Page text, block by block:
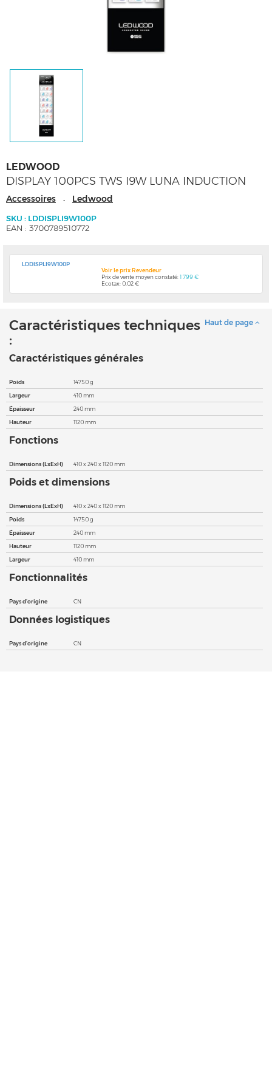
LEDWOOD
DISPLAY 100PCS TWS I9W LUNA INDUCTION
Accessoires - Ledwood
SKU : LDDISPLI9W100P
EAN : 3700789510772
LDDISPLI9W100P
Voir le prix Revendeur
Prix de vente moyen constaté:1 799 €
Ecotax: 0,02 €
Haut de page
Caractéristiques techniques
:
Caractéristiques générales
Poids
14750 g
Largeur
410 mm
Épaisseur
240 mm
Hauteur
1120 mm
Fonctions
Dimensions (LxExH) 410 x 240 x 1120 mm
Poids et dimensions
Dimensions (LxExH)
410 x 240 x 1120 mm
Poids
14750 g
Épaisseur
240 mm
Hauteur
1120 mm
Largeur
410 mm
Fonctionnalités
Pays d'origine CN
Données logistiques
Pays d'origine CN